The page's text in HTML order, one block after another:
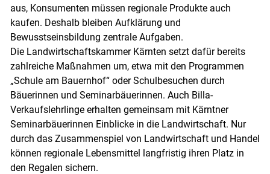
aus, Konsumenten müssen regionale Produkte auch
kaufen. Deshalb bleiben Aufklärung und
Bewusstseinsbildung zentrale Aufgaben.
Die Landwirtschaftskammer Kärnten setzt dafür bereits
zahlreiche Maßnahmen um, etwa mit den Programmen
„Schule am Bauernhof“ oder Schulbesuchen durch
Bäuerinnen und Seminarbäuerinnen. Auch Billa-
Verkaufslehrlinge erhalten gemeinsam mit Kärntner
Seminarbäuerinnen Einblicke in die Landwirtschaft. Nur
durch das Zusammenspiel von Landwirtschaft und Handel
können regionale Lebensmittel langfristig ihren Platz in
den Regalen sichern.